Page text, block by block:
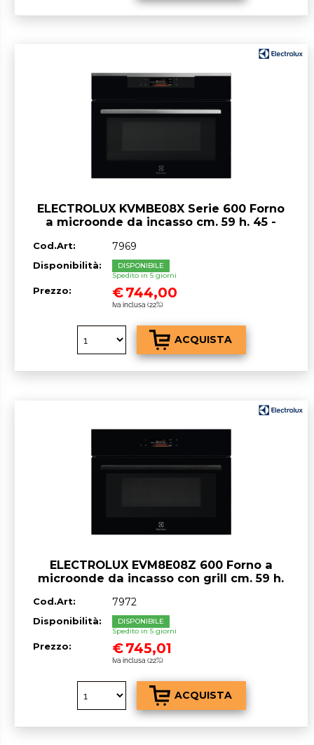
ELECTROLUX KVMBE08X Serie 600 Forno
a microonde da incasso cm. 59 h. 45 -
Cod.Art: 7969
Disponibilità:
DISPONIBILE
Spedito in 5 giorni
Prezzo: €744,00
Iva inclusa (22%)
ELECTROLUX EVM8E08Z 600 Forno a
microonde da incasso con grill cm. 59 h.
Cod.Art: 7972
Disponibilità:
DISPONIBILE
Spedito in 5 giorni
Prezzo: €745,01
Iva inclusa (22%)